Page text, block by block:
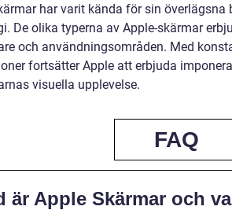
har varit kända för sin
De olika typerna av Apple-skärmar
och användningsområden. Med
fortsätter Apple att erbjuda
visuella upplevelse.
FAQ
är Apple Skärmar och